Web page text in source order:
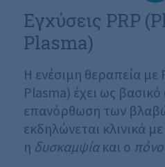
Εγχύσεις PRP
Plasma)
Η ενέσιμη θεραπεία
Plasma) έχει ως
επανόρθωση των
εκδηλώνεται κλινικά
η δυσκαμψίακαι ο